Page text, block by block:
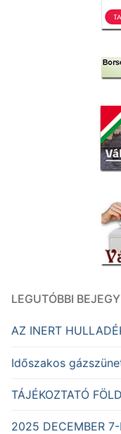
LEGUTÓBBI
AZ INERT
Időszakos
TÁJÉKOZTATÓ
2025 DECEMBER